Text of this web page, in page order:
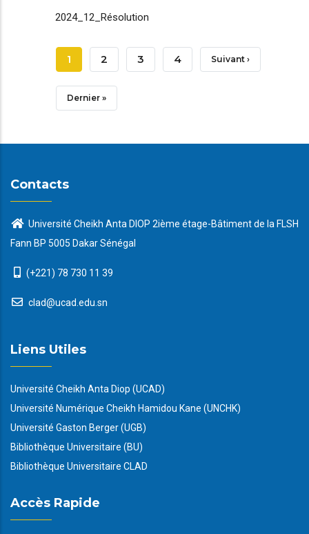
2024_12_Résolution
Pagination
Page
Courante
1 Page
2 Page
3 Page
4 Page
Suivant ›
Dernière
Dernier »
Contacts
Université Cheikh Anta DIOP 2ième étage-Bâtiment de la FLSH
Fann BP 5005 Dakar Sénégal
(+221) 78 730 11 39
clad@ucad.edu.sn
Liens Utiles
Université Cheikh Anta Diop (UCAD)
Université Numérique Cheikh Hamidou Kane (UNCHK)
Université Gaston Berger (UGB)
Bibliothèque Universitaire (BU)
Bibliothèque Universitaire CLAD
Accès Rapide